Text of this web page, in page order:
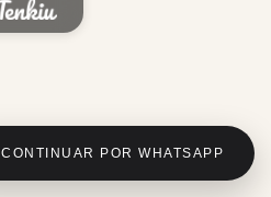
CONTINUAR POR WHATSAPP